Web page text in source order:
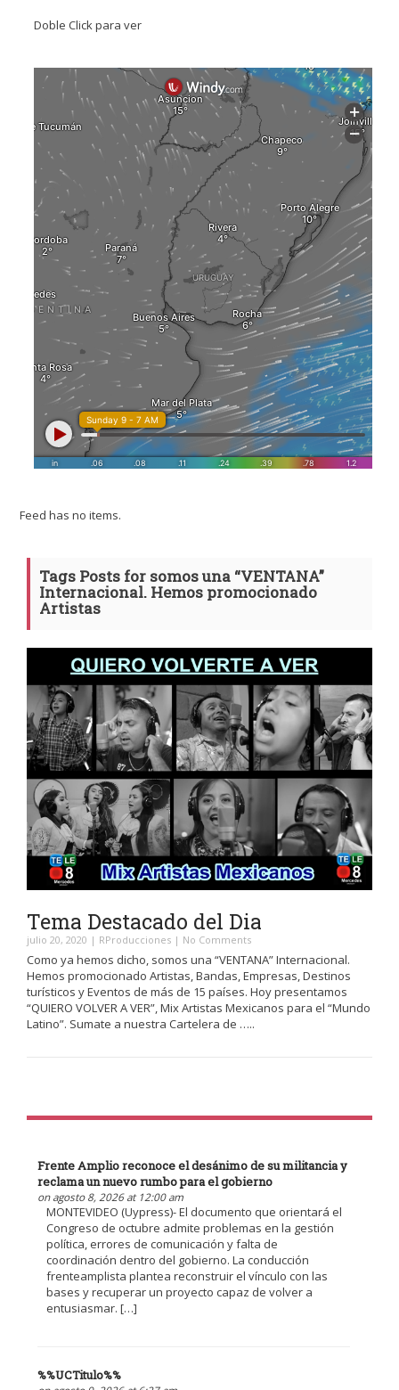
Doble Click para ver
Feed has no items.
Tags Posts for somos una “VENTANA”
Internacional. Hemos promocionado
Artistas
Tema Destacado del Dia
julio 20, 2020 | RProducciones | No Comments
Como ya hemos dicho, somos una “VENTANA” Internacional.
Hemos promocionado Artistas, Bandas, Empresas, Destinos
turísticos y Eventos de más de 15 países. Hoy presentamos
“QUIERO VOLVER A VER”, Mix Artistas Mexicanos para el “Mundo
Latino”. Sumate a nuestra Cartelera de …..
Frente Amplio reconoce el desánimo de su militancia y
reclama un nuevo rumbo para el gobierno
on agosto 8, 2026 at 12:00 am
MONTEVIDEO (Uypress)- El documento que orientará el
Congreso de octubre admite problemas en la gestión
política, errores de comunicación y falta de
coordinación dentro del gobierno. La conducción
frenteamplista plantea reconstruir el vínculo con las
bases y recuperar un proyecto capaz de volver a
entusiasmar. […]
%%UCTitulo%%